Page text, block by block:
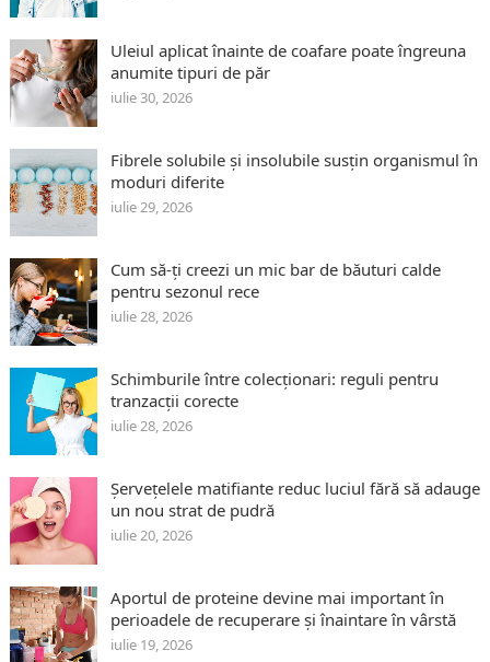
Uleiul aplicat înainte de coafare poate îngreuna
anumite tipuri de păr
iulie 30, 2026
Fibrele solubile și insolubile susțin organismul în
moduri diferite
iulie 29, 2026
Cum să-ți creezi un mic bar de băuturi calde
pentru sezonul rece
iulie 28, 2026
Schimburile între colecționari: reguli pentru
tranzacții corecte
iulie 28, 2026
Șervețelele matifiante reduc luciul fără să adauge
un nou strat de pudră
iulie 20, 2026
Aportul de proteine devine mai important în
perioadele de recuperare și înaintare în vârstă
iulie 19, 2026